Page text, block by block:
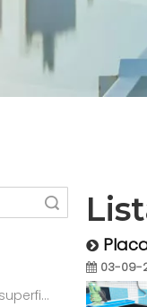
Caso de tratamiento de superficies
03-09-